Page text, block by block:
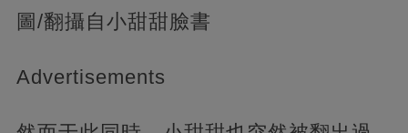
圖/翻攝自小甜甜臉書
Advertisements